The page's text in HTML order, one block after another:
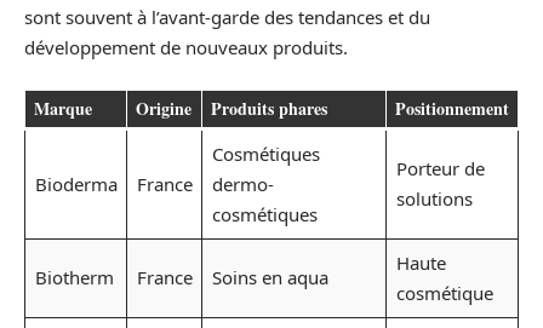
sont souvent à l’avant-garde des tendances et du
développement de nouveaux produits.
Marque Origine Produits phares Positionnement
Bioderma France
Cosmétiques
dermo-
cosmétiques
Porteur de
solutions
Biotherm France Soins en aqua
Haute
cosmétique